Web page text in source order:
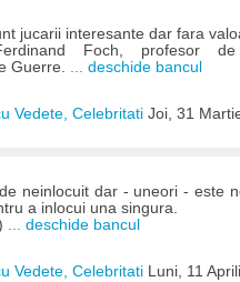
jucarii interesante dar fara
Foch, profesor
Guerre. ... deschide bancul
Vedete, Celebritati Joi, 31
neinlocuit dar - uneori - este
a inlocui una singura.
... deschide bancul
Vedete, Celebritati Luni, 11